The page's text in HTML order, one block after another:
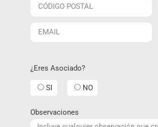
¿Eres Asociado?
SI NO
Observaciones